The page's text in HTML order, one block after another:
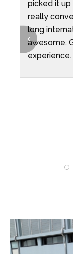
picked it
really
long
awesome.
experience.